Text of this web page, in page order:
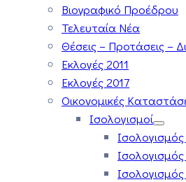
Βιογραφικό Προέδρου
Τελευταία Νέα
Θέσεις – Προτάσεις –
Εκλογές 2011
Εκλογές 2017
Οικονομικές
Ισολογισμοί